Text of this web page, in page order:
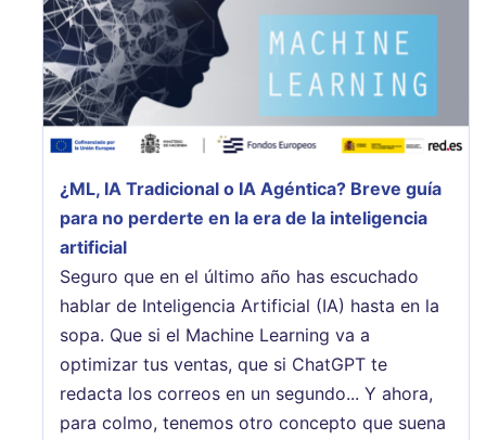
¿ML, IA Tradicional o IA Agéntica? Breve guía
para no perderte en la era de la inteligencia
artificial
Seguro que en el último año has escuchado
hablar de Inteligencia Artificial (IA) hasta en la
sopa. Que si el Machine Learning va a
optimizar tus ventas, que si ChatGPT te
redacta los correos en un segundo... Y ahora,
para colmo, tenemos otro concepto que suena